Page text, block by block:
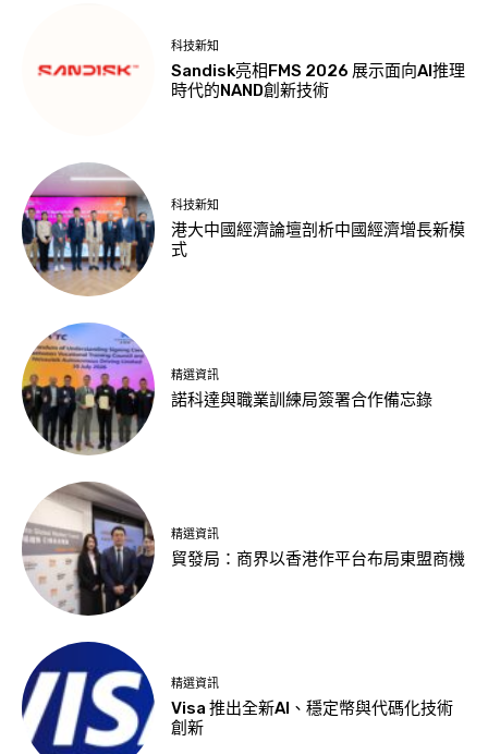
科技新知
Sandisk亮相FMS 2026 展示面向AI推理
時代的NAND創新技術
科技新知
港大中國經濟論壇剖析中國經濟增長新模
式
精選資訊
諾科達與職業訓練局簽署合作備忘錄
精選資訊
貿發局：商界以香港作平台布局東盟商機
精選資訊
Visa 推出全新AI、穩定幣與代碼化技術
創新